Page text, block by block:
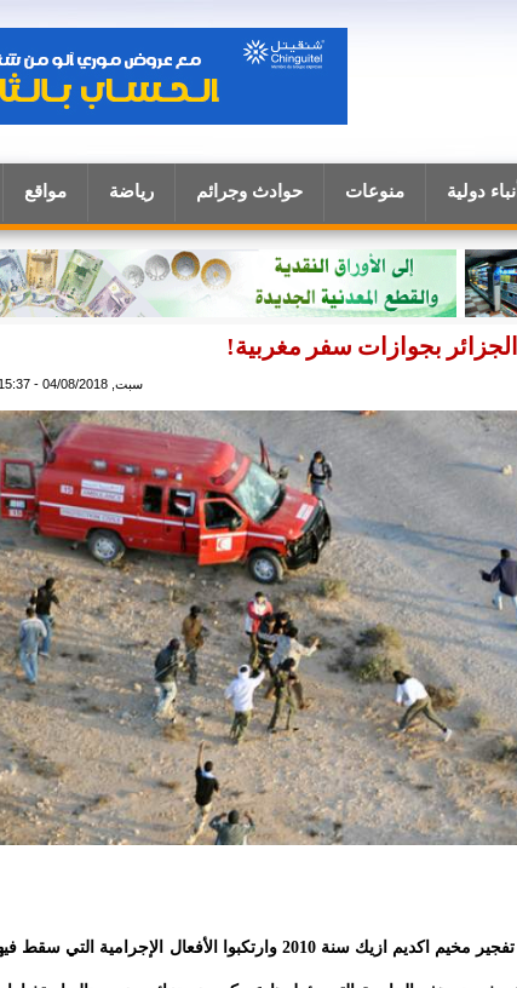
أنباء دولية منوعات حوادث وجرائم رياضة مواقع
بجوازات سفر مغربية!
سبت, 04/08/2018 - 15:37
يكفي فقط الإشارة هنا إلى أن أغلب، بل جل، من حرض على تفجير مخيم اكديم ازيك سنة 2010 وارتكبوا الأفعال الإجرامية التي سقط